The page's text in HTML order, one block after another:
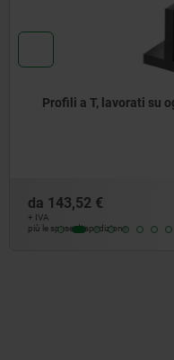
DETTAGLI
più le